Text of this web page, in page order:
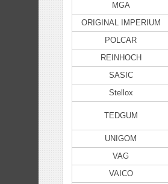
MGA
ORIGINAL IMPERIUM
POLCAR
REINHOCH
SASIC
Stellox
TEDGUM
UNIGOM
VAG
VAICO